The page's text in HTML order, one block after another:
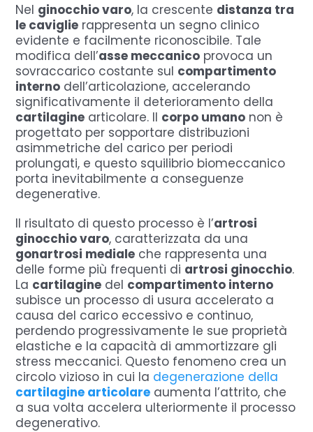
Nel ginocchio varo, la crescente distanza tra
le caviglie rappresenta un segno clinico
evidente e facilmente riconoscibile. Tale
modifica dell’asse meccanico provoca un
sovraccarico costante sul compartimento
interno dell’articolazione, accelerando
significativamente il deterioramento della
cartilagine articolare. Il corpo umano non è
progettato per sopportare distribuzioni
asimmetriche del carico per periodi
prolungati, e questo squilibrio biomeccanico
porta inevitabilmente a conseguenze
degenerative.
Il risultato di questo processo è l’artrosi
ginocchio varo, caratterizzata da una
gonartrosi mediale che rappresenta una
delle forme più frequenti di artrosi ginocchio.
La cartilagine del compartimento interno
subisce un processo di usura accelerato a
causa del carico eccessivo e continuo,
perdendo progressivamente le sue proprietà
elastiche e la capacità di ammortizzare gli
stress meccanici. Questo fenomeno crea un
circolo vizioso in cui la degenerazione della
cartilagine articolare aumenta l’attrito, che
a sua volta accelera ulteriormente il processo
degenerativo.